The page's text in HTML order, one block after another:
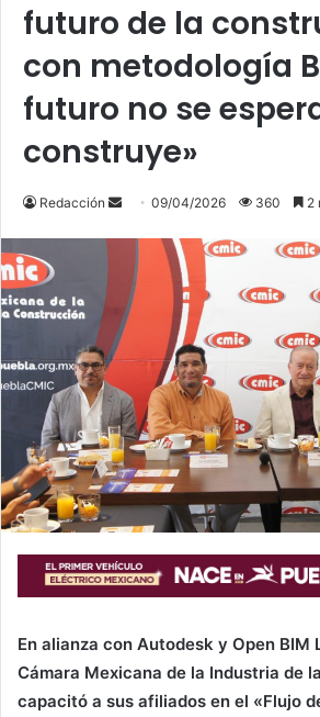
futuro de la
con metodología
futuro no se
construye»
Redacción
Send09/04/2026 360 2
En alianza con Autodesk y Open BIM
Cámara Mexicana de la Industria de
capacitó a sus afiliados en el «Flujo